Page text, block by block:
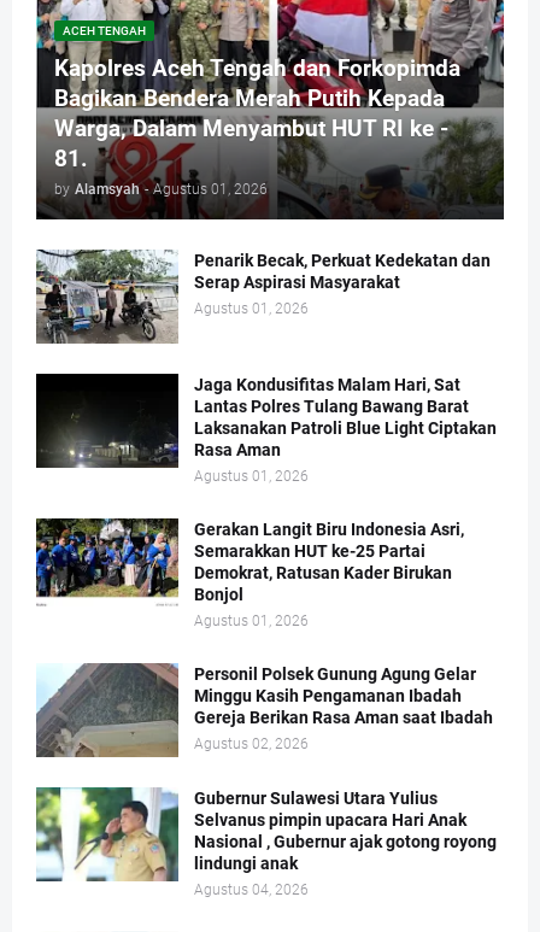
ACEH TENGAH
Kapolres Aceh Tengah dan Forkopimda
Bagikan Bendera Merah Putih Kepada
Warga, Dalam Menyambut HUT RI ke -
81.
by Alamsyah - Agustus 01, 2026
Penarik Becak, Perkuat Kedekatan dan
Serap Aspirasi Masyarakat
Agustus 01, 2026
Jaga Kondusifitas Malam Hari, Sat
Lantas Polres Tulang Bawang Barat
Laksanakan Patroli Blue Light Ciptakan
Rasa Aman
Agustus 01, 2026
Gerakan Langit Biru Indonesia Asri,
Semarakkan HUT ke-25 Partai
Demokrat, Ratusan Kader Birukan
Bonjol
Agustus 01, 2026
Personil Polsek Gunung Agung Gelar
Minggu Kasih Pengamanan Ibadah
Gereja Berikan Rasa Aman saat Ibadah
Agustus 02, 2026
Gubernur Sulawesi Utara Yulius
Selvanus pimpin upacara Hari Anak
Nasional , Gubernur ajak gotong royong
lindungi anak
Agustus 04, 2026